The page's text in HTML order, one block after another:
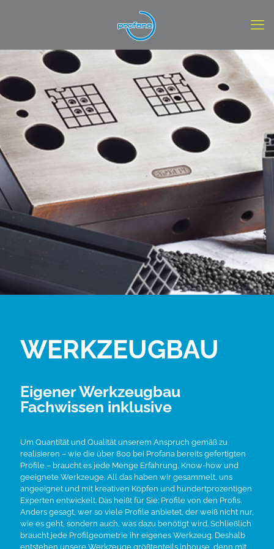
WERKZEUGBAU
Eigener Werkzeugbau
Fachwissen inklusive
Um Quantität und Qualität unserem Anspruch gemäß zu
realisieren – wie die über 800 bei Profana bereits gefertigten
Profile – braucht es jede Menge Erfahrung, Know-how und
geeignete Werkzeuge. All das haben wir gesammelt, uns
angeeignet und mit kreativen Köpfen und hundertprozentigen
Experten entwickelt. Das heißt für Sie: Profile von den Profis.
Anders gesagt, wer so viele Profile anbietet, der weiß nicht nur,
wie es geht, sondern auch, was dazu benötigt wird. Schließlich
braucht jede Profilgeometrie ihr eigenes Werkzeug. Deshalb
entstehen unsere Werkzeuge größtenteils inhouse, denn mit